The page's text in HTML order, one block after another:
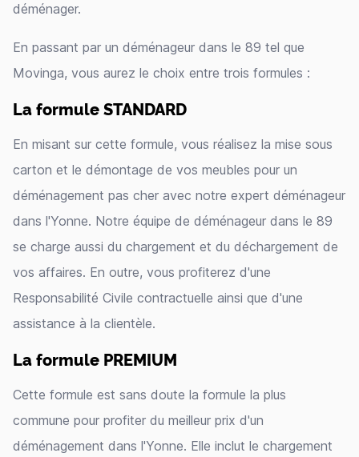
déménager.
En passant par un déménageur dans le 89 tel que
Movinga, vous aurez le choix entre trois formules :
La formule STANDARD
En misant sur cette formule, vous réalisez la mise sous
carton et le démontage de vos meubles pour un
déménagement pas cher avec notre expert déménageur
dans l'Yonne. Notre équipe de déménageur dans le 89
se charge aussi du chargement et du déchargement de
vos affaires. En outre, vous profiterez d'une
Responsabilité Civile contractuelle ainsi que d'une
assistance à la clientèle.
La formule PREMIUM
Cette formule est sans doute la formule la plus
commune pour profiter du meilleur prix d'un
déménagement dans l'Yonne. Elle inclut le chargement